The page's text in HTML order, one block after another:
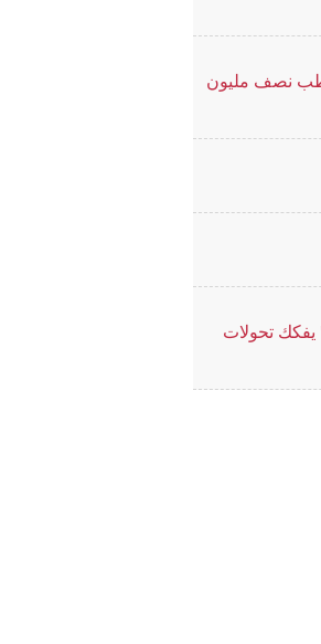
نصف مليون
يفكك تحولات